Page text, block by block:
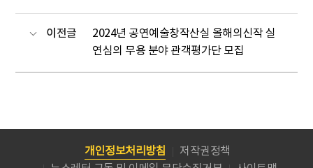
이전글
2024년 공연예술창작산실 올해의신작 실
연심의 무용 분야 관객평가단 모집
개인정보처리방침
저작권정책